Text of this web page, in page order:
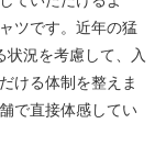
ツです。近年の猛
況を考慮して、入
ける体制を整えま
で直接体感してい